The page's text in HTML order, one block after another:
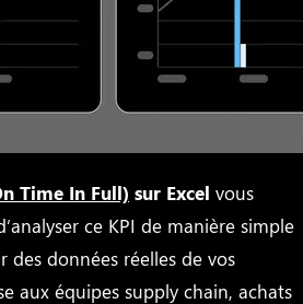
Time In Full) sur Excel vous
ce KPI de manière simple
données réelles de vos
aux équipes supply chain, achats